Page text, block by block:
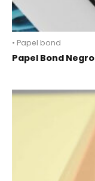
• Papel bond
Papel Bond Negro